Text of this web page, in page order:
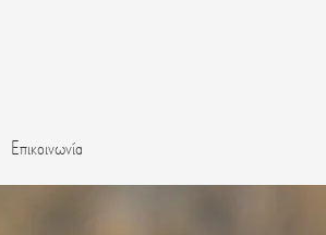
Επικοινωνία